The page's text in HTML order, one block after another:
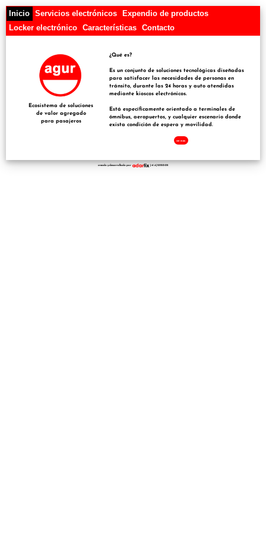
Inicio Servicios electrónicos
Expendio de productos
Locker electrónico
Características Contacto
Ecosistema de soluciones
de valor agregado
para pasajeros
¿Qué es?
Es un conjunto de soluciones tecnológicas diseñadas
para satisfacer las necesidades de personas en
tránsito, durante las 24 horas y auto atendidas
mediante kioscos electrónicos.
Está específicamente orientado a terminales de
ómnibus, aeropuertos, y cualquier escenario donde
exista condición de espera y movilidad.
ver más
creado y desarrollado por | v1.4 | 2020-05